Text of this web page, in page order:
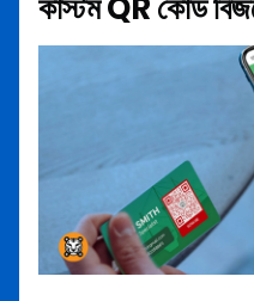
কাস্টম QR কোড